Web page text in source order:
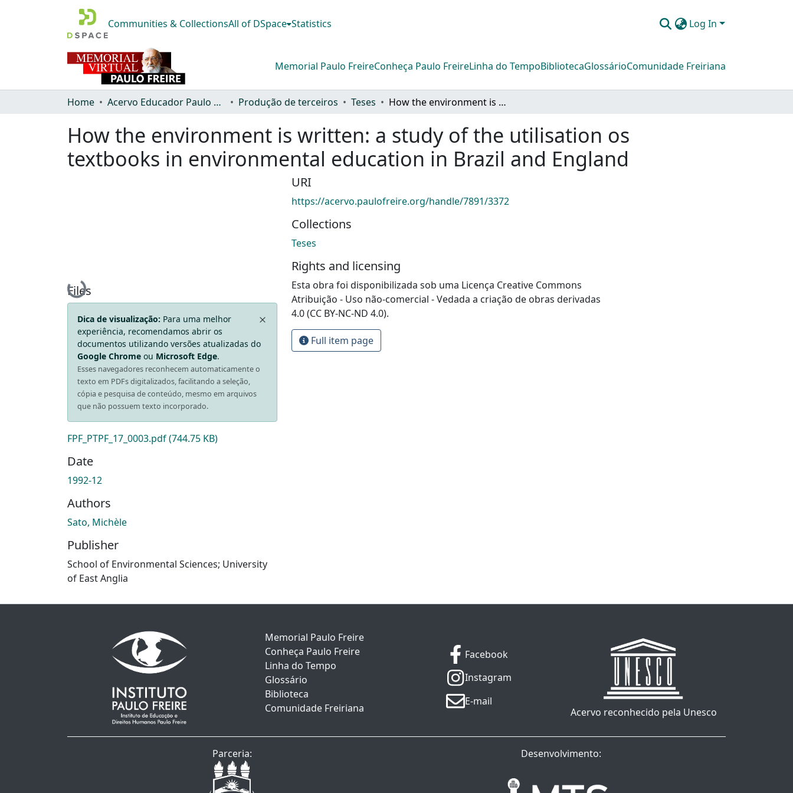
Communities & CollectionsAll of DSpace Statistics Log In
Memorial Paulo FreireConheça Paulo FreireLinha do TempoBibliotecaGlossárioComunidade Freiriana
Home Acervo Educador Paulo Freire Produção de terceiros Teses How the environment is written: a study of the utilisation os textbooks in environmental education in Brazil and England
How the environment is written: a study of the utilisation os
textbooks in environmental education in Brazil and England
Loading...
Files
Dica de visualização: Para uma melhor
experiência, recomendamos abrir os
documentos utilizando versões atualizadas do
Google Chrome ou Microsoft Edge.
Esses navegadores reconhecem automaticamente o
texto em PDFs digitalizados, facilitando a seleção,
cópia e pesquisa de conteúdo, mesmo em arquivos
que não possuem texto incorporado.
FPF_PTPF_17_0003.pdf(744.75 KB)
Date
1992-12
Authors
Sato, Michèle
Publisher
School of Environmental Sciences; University
of East Anglia
URI
https://acervo.paulofreire.org/handle/7891/3372
Collections
Teses
Rights and licensing
Esta obra foi disponibilizada sob uma Licença Creative Commons
Atribuição - Uso não-comercial - Vedada a criação de obras derivadas
4.0 (CC BY-NC-ND 4.0).
Full item page
Memorial Paulo Freire
Conheça Paulo Freire
Linha do Tempo
Glossário
Biblioteca
Comunidade Freiriana
Facebook
Instagram
E-mail
Acervo reconhecido pela Unesco
Parceria: Desenvolvimento: